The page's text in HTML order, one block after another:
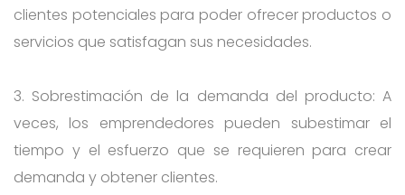
clientes potenciales para poder ofrecer productos o
servicios que satisfagan sus necesidades.
3. Sobrestimación de la demanda del producto: A
veces, los emprendedores pueden subestimar el
tiempo y el esfuerzo que se requieren para crear
demanda y obtener clientes.